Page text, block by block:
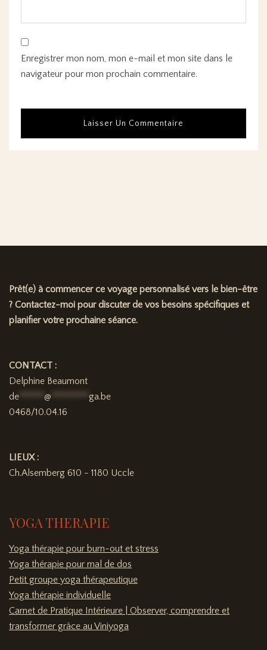
Enregistrer mon nom, mon e-mail et mon site dans le
navigateur pour mon prochain commentaire.
Prêt(e) à commencer ce voyage personnalisé vers le bien-être
? Contactez-moi pour discuter de vos besoins spécifiques et
planifier votre prochaine séance.
CONTACT :
Delphine Beaumont
de
@
ga.be
0468/10.04.16
LIEUX :
Ch.Alsemberg 610 - 1180 Uccle
YOGA THERAPIE
Yoga thérapie pour burn-out et stress
Yoga thérapie pour mal de dos
Petit groupe yoga thérapeutique
Yoga thérapie individuelle
Carnet de Pratique Intérieure | Observer, comprendre et
transformer grâce au Viniyoga